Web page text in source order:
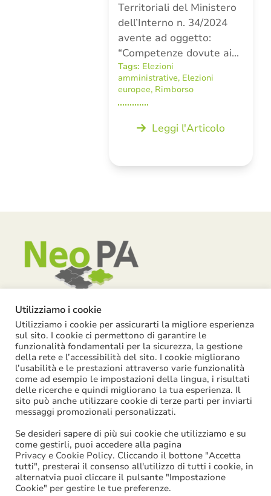
Territoriali del Ministero
dell’Interno n. 34/2024
avente ad oggetto:
“Competenze dovute ai…
Tags: Elezioni
amministrative, Elezioni
europee, Rimborso
Leggi l'Articolo
Piazza Garibaldi, 55 – 15121 Alessandria
info@neopa.it
info@pec.neopa.it
0131 1911 646
Seguici su Facebook
2026©NeoPA S.p.a. | tutti i diritti sono riservati | P. IVA:
02631580061
Utilizziamo i cookie
Utilizziamo i cookie per assicurarti la migliore esperienza
sul sito. I cookie ci permettono di garantire le
funzionalità fondamentali per la sicurezza, la gestione
della rete e l’accessibilità del sito. I cookie migliorano
l’usabilità e le prestazioni attraverso varie funzionalità
come ad esempio le impostazioni della lingua, i risultati
delle ricerche e quindi migliorano la tua esperienza. Il
sito può anche utilizzare cookie di terze parti per inviarti
messaggi promozionali personalizzati.
Se desideri sapere di più sui cookie che utilizziamo e su
come gestirli, puoi accedere alla pagina
Privacy e Cookie Policy. Cliccando il bottone "Accetta
tutti", presterai il consenso all'utilizzo di tutti i cookie, in
alternatvia puoi cliccare il pulsante "Impostazione
Cookie" per gestire le tue preferenze.